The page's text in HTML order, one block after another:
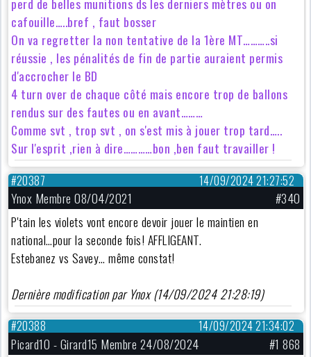
cafouille…..bref , faut bosser
On va regretter la non tentative de la 1ère MT………..si
réussie , les pénalités de fin de partie auraient permis
d'accrocher le BD
4 turn over de chaque côté mais encore trop de ballons
rendus sur des fautes ou en avant………
Comme svt , trop svt , on s'est mis à jouer trop tard…..
Sur l'esprit ,rien à dire…………bon ,ben faut travailler !
14/09/2024 21:27:52
#20387
Ynox Membre 08/04/2021
#340
P'tain les violets vont encore devoir jouer le maintien en
national…pour la seconde fois! AFFLIGEANT.
Estebanez vs Savey… même constat!
Dernière modification par Ynox (14/09/2024 21:28:19)
14/09/2024 21:34:02
#20388
Picard10 - Girard15 Membre 24/08/2024
#1 868